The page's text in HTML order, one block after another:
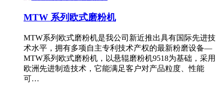
MTW 系列欧式磨粉机
MTW系列欧式磨粉机是我公司新近推出具有国际先进技
术水平，拥有多项自主专利技术产权的最新粉磨设备—
MTW系列欧式磨粉机，以悬辊磨粉机9518为基础，采用
欧洲先进制造技术，它能满足客户对产品粒度、性能
可…